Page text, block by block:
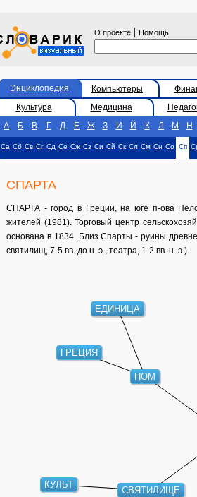
О проекте | Помощь
Энциклопедия Компьютеры
Культура
Медицина
А
Б В Г Д Е Ж З И Й К Л М Н
Са Сб Св Сг Сд Се Сж Сз Си Сй Ск Сл См Сн Со Сп
СПАРТА
СПАРТА - город в Греции, на юге п-ова
жителей (1981). Торговый центр
основана в 1834. Близ Спарты - руины
святилищ, 7-5 вв. до н. э., театра, 1-2 вв. н. э.).
НОМ
СВЯТИЛИЩЕ
ГРЕЦИЯ
ЕДИНИЦА
КУЛЬТ